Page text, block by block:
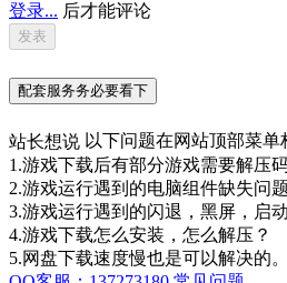
登录... 后才能评论
配套服务务必要看下
站长想说 以下问题在网站顶部菜单
1.游戏下载后有部分游戏需要解压
2.游戏运行遇到的电脑组件缺失问
3.游戏运行遇到的闪退，黑屏，启
4.游戏下载怎么安装，怎么解压？
5.网盘下载速度慢也是可以解决的。